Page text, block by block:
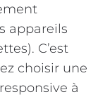
appareils
C’est
choisir une
à